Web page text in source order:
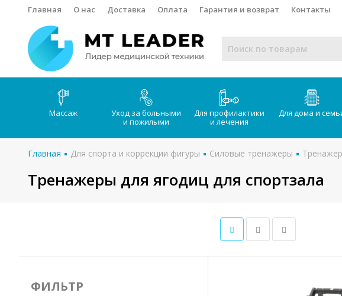
Главная О нас Доставка Оплата Гарантия и возврат Контакты
Массаж
Уход за больными
и пожилыми
Для профилактики
и лечения
Для дома и
Главная Для спорта и коррекции фигуры Силовые тренажеры
Тренажеры для ягодиц для спортзала
ФИЛЬТР